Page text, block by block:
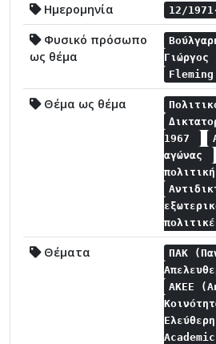
Ημερομηνία 12/
Φυσικό πρόσωπο
ως θέμα
Θέμα ως θέμα
1967
αγώνας
πολιτική
Θέματα
ΠΑΚ
ΑΚΕΕ